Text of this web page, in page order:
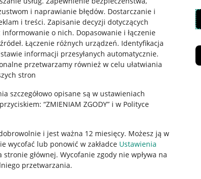
i naprawianie błędów. Dostarczanie i
i treści. Zapisanie decyzji dotyczących
informowanie o nich. Dopasowanie i łączenie
. Łączenie różnych urządzeń. Identyfikacja
informacji przesyłanych automatycznie.
przetwarzamy również w celu ułatwiania
stron
szczegółowo opisane są w ustawieniach
“ZMIENIAM ZGODY” i w Polityce
i jest ważna 12 miesięcy. Możesz ją w
wycofać lub ponowić w zakładce Ustawienia
stronie głównej. Wycofanie zgody nie wpływa na
przetwarzania.
Pobierz aplikację